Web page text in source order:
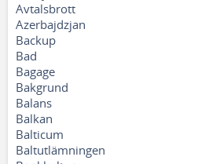
Avtalsbrott
Azerbajdzjan
Backup
Bad
Bagage
Bakgrund
Balans
Balkan
Balticum
Baltutlämningen